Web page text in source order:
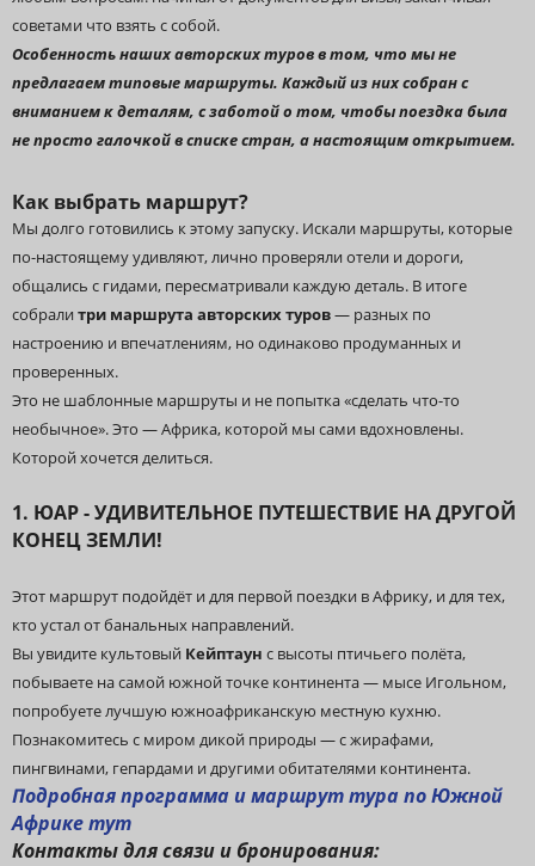
советами что взять с собой.
Особенность наших авторских туров в том, что мы не
предлагаем типовые маршруты. Каждый из них собран с
вниманием к деталям, с заботой о том, чтобы поездка была
не просто галочкой в списке стран, а настоящим открытием.
Как выбрать маршрут?
Мы долго готовились к этому запуску. Искали маршруты, которые
по-настоящему удивляют, лично проверяли отели и дороги,
общались с гидами, пересматривали каждую деталь. В итоге
собрали три маршрута авторских туров— разных по
настроению и впечатлениям, но одинаково продуманных и
проверенных.
Это не шаблонные маршруты и не попытка «сделать что-то
необычное». Это — Африка, которой мы сами вдохновлены.
Которой хочется делиться.
1. ЮАР - УДИВИТЕЛЬНОЕ ПУТЕШЕСТВИЕ НА ДРУГОЙ
КОНЕЦ ЗЕМЛИ!
Этот маршрут подойдёт и для первой поездки в Африку, и для тех,
кто устал от банальных направлений.
Вы увидите культовый Кейптаун с высоты птичьего полёта,
побываете на самой южной точке континента — мысе Игольном,
попробуете лучшую южноафриканскую местную кухню.
Познакомитесь с миром дикой природы — с жирафами,
пингвинами, гепардами и другими обитателями континента.
Подробная программа и маршрут тура по Южной
Африкетут
Контакты для связи и бронирования: